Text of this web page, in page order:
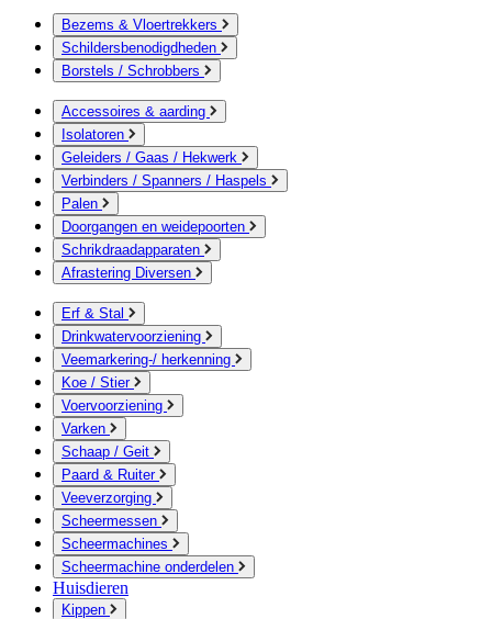
Bezems & Vloertrekkers
Schildersbenodigdheden
Borstels / Schrobbers
Accessoires & aarding
Isolatoren
Geleiders / Gaas / Hekwerk
Verbinders / Spanners / Haspels
Palen
Doorgangen en weidepoorten
Schrikdraadapparaten
Afrastering Diversen
Erf & Stal
Drinkwatervoorziening
Veemarkering-/ herkenning
Koe / Stier
Voervoorziening
Varken
Schaap / Geit
Paard & Ruiter
Veeverzorging
Scheermessen
Scheermachines
Scheermachine onderdelen
Huisdieren
Kippen